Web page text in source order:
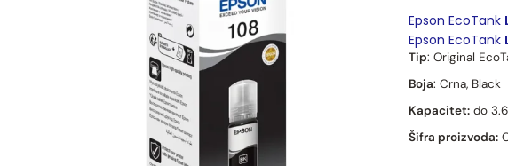
Epson EcoTank
Epson EcoTank
Tip: Original
Boja: Crna, Black
Kapacitet:do
Šifra proizvoda: